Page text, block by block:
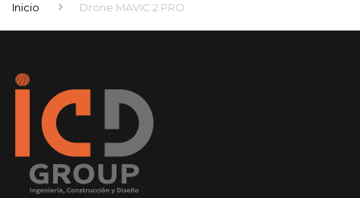
Inicio Drone MAVIC 2 PRO